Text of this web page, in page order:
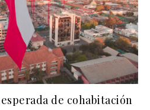
de cohabitación